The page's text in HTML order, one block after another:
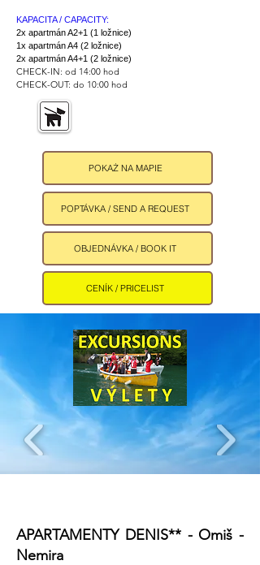
KAPACITA / CAPACITY:
2x apartmán A2+1 (1 ložnice)
1x apartmán A4 (2 ložnice)
2x apartmán A4+1 (2 ložnice)
CHECK-IN: od 14:00 hod
CHECK-OUT: do 10:00 hod
POKAŻ NA MAPIE
POPTÁVKA / SEND A REQUEST
OBJEDNÁVKA / BOOK IT
CENÍK / PRICELIST
APARTAMENTY DENIS** - Omiš -
Nemira ​